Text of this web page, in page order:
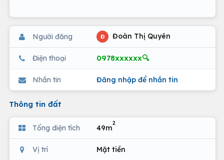
Người đăng Đ Đoàn Thị Quyên
Điện thoại 0978xxxxxx🔍
Nhắn tin Đăng nhập để nhắn tin
Thông tin đất
Tổng diện tích 49m
2
Vị trí Mặt tiền